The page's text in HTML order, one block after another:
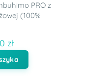
PRO z
(100%
zł